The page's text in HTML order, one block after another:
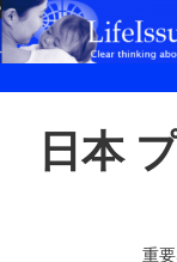
Skip
to
日本
重